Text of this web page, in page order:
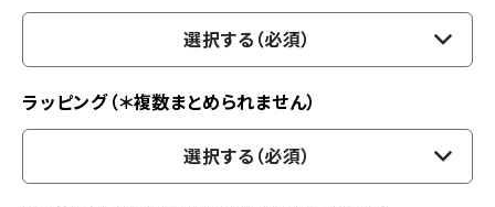
選択する（必須）
ラッピング（＊複数まとめられません）
選択する（必須）